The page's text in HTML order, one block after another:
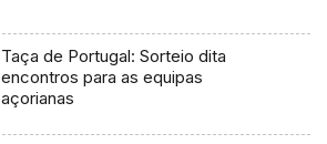
Taça de Portugal: Sorteio dita
encontros para as equipas
açorianas